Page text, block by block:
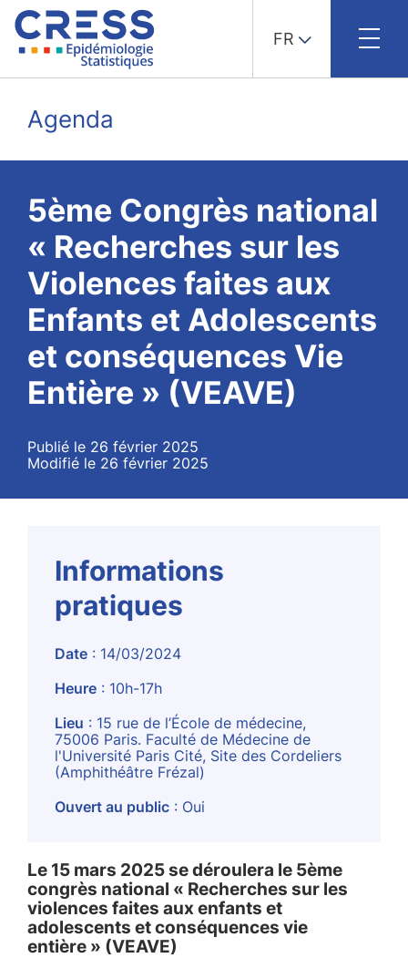
content
FR
Agenda
5ème Congrès national
« Recherches sur les
Violences faites aux
Enfants et Adolescents
et conséquences Vie
Entière » (VEAVE)
Publié le 26 février 2025
Modifié le 26 février 2025
Informations
pratiques
Date : 14/03/2024
Heure : 10h-17h
Lieu : 15 rue de l’École de médecine,
75006 Paris. Faculté de Médecine de
l'Université Paris Cité, Site des Cordeliers
(Amphithéâtre Frézal)
Ouvert au public : Oui
Le 15 mars 2025 se déroulera le 5ème
congrès national « Recherches sur les
violences faites aux enfants et
adolescents et conséquences vie
entière » (VEAVE)